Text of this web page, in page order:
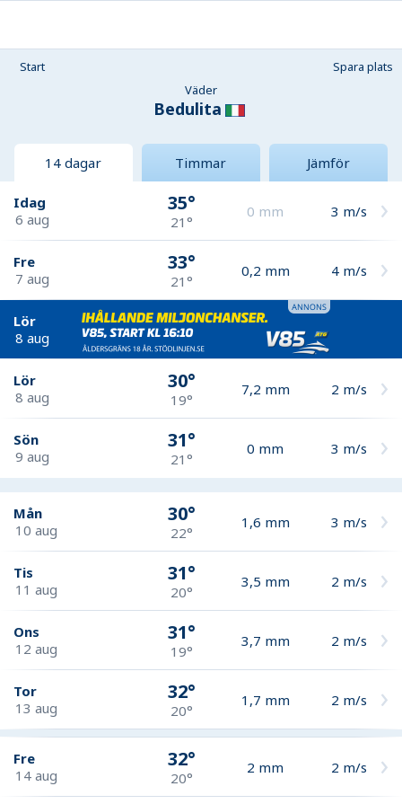
Start
Spara plats
Väder
Bedulita
14 dagar Timmar Jämför
Idag
6 aug
35°
21°
0 mm 3 m/s
Fre
7 aug
33°
21°
0,2 mm 4 m/s
Lör
8 aug
Lör
8 aug
30°
19°
7,2 mm 2 m/s
Sön
9 aug
31°
21°
0 mm 3 m/s
Mån
10 aug
30°
22°
1,6 mm 3 m/s
Tis
11 aug
31°
20°
3,5 mm 2 m/s
Ons
12 aug
31°
19°
3,7 mm 2 m/s
Tor
13 aug
32°
20°
1,7 mm 2 m/s
Fre
14 aug
32°
20°
2 mm 2 m/s